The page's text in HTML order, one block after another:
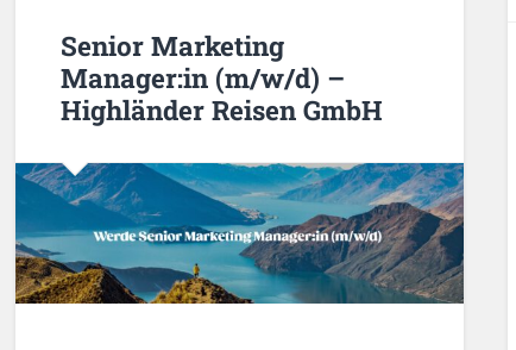
Senior Marketing
Manager:in (m/w/d) –
Highländer Reisen GmbH